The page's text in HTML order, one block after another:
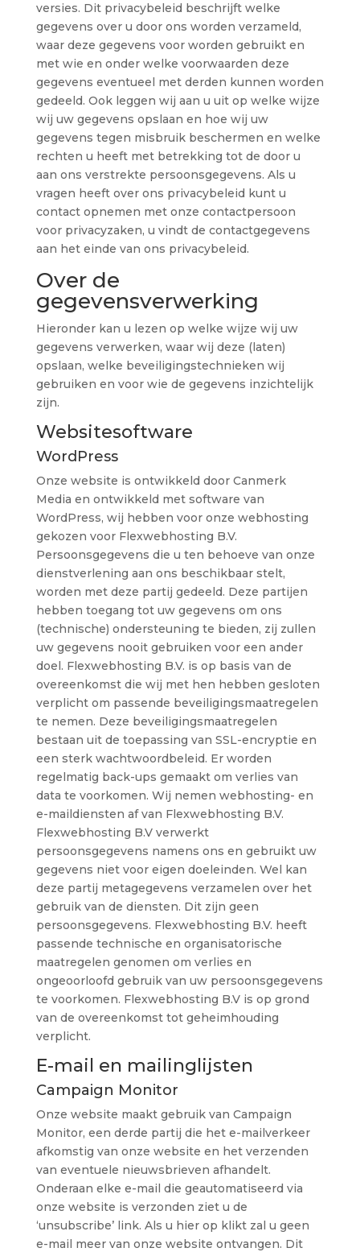
versies. Dit privacybeleid beschrijft welke
gegevens over u door ons worden verzameld,
waar deze gegevens voor worden gebruikt en
met wie en onder welke voorwaarden deze
gegevens eventueel met derden kunnen worden
gedeeld. Ook leggen wij aan u uit op welke wijze
wij uw gegevens opslaan en hoe wij uw
gegevens tegen misbruik beschermen en welke
rechten u heeft met betrekking tot de door u
aan ons verstrekte persoonsgegevens. Als u
vragen heeft over ons privacybeleid kunt u
contact opnemen met onze contactpersoon
voor privacyzaken, u vindt de contactgegevens
aan het einde van ons privacybeleid.
Over de
gegevensverwerking
Hieronder kan u lezen op welke wijze wij uw
gegevens verwerken, waar wij deze (laten)
opslaan, welke beveiligingstechnieken wij
gebruiken en voor wie de gegevens inzichtelijk
zijn.
Websitesoftware
WordPress
Onze website is ontwikkeld door Canmerk
Media en ontwikkeld met software van
WordPress, wij hebben voor onze webhosting
gekozen voor Flexwebhosting B.V.
Persoonsgegevens die u ten behoeve van onze
dienstverlening aan ons beschikbaar stelt,
worden met deze partij gedeeld. Deze partijen
hebben toegang tot uw gegevens om ons
(technische) ondersteuning te bieden, zij zullen
uw gegevens nooit gebruiken voor een ander
doel. Flexwebhosting B.V. is op basis van de
overeenkomst die wij met hen hebben gesloten
verplicht om passende beveiligingsmaatregelen
te nemen. Deze beveiligingsmaatregelen
bestaan uit de toepassing van SSL-encryptie en
een sterk wachtwoordbeleid. Er worden
regelmatig back-ups gemaakt om verlies van
data te voorkomen. Wij nemen webhosting- en
e-maildiensten af van Flexwebhosting B.V.
Flexwebhosting B.V verwerkt
persoonsgegevens namens ons en gebruikt uw
gegevens niet voor eigen doeleinden. Wel kan
deze partij metagegevens verzamelen over het
gebruik van de diensten. Dit zijn geen
persoonsgegevens. Flexwebhosting B.V. heeft
passende technische en organisatorische
maatregelen genomen om verlies en
ongeoorloofd gebruik van uw persoonsgegevens
te voorkomen. Flexwebhosting B.V is op grond
van de overeenkomst tot geheimhouding
verplicht.
E-mail en mailinglijsten
Campaign Monitor
Onze website maakt gebruik van Campaign
Monitor, een derde partij die het e-mailverkeer
afkomstig van onze website en het verzenden
van eventuele nieuwsbrieven afhandelt.
Onderaan elke e-mail die geautomatiseerd via
onze website is verzonden ziet u de
‘unsubscribe’ link. Als u hier op klikt zal u geen
e-mail meer van onze website ontvangen. Dit